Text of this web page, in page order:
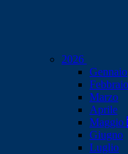
2026
Gennaio
Febbraio
Marzo
Aprile
Maggio
Giugno
Luglio